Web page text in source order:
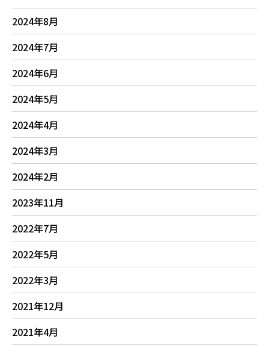
2024年8月
2024年7月
2024年6月
2024年5月
2024年4月
2024年3月
2024年2月
2023年11月
2022年7月
2022年5月
2022年3月
2021年12月
2021年4月